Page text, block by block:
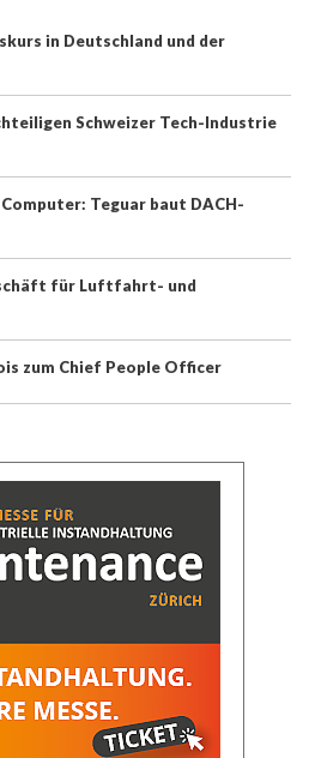
in Deutschland und der
Schweizer Tech-Industrie
Teguar baut DACH-
für Luftfahrt- und
zum Chief People Officer